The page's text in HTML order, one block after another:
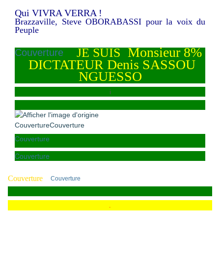
Qui VIVRA VERRA !
Brazzaville, Steve OBORABASSI pour la voix du
Peuple
JE SUIS
Couverture
Monsieur 8%
DICTATEUR Denis SASSOU
NGUESSO
i
CouvertureCouverture
Couverture
Couverture
Couverture Couverture
.